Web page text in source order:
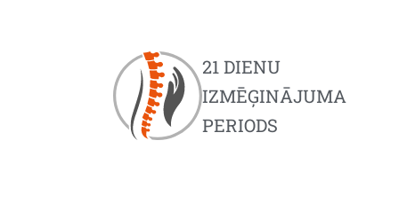
21 DIENU
IZMĒĢINĀJUMA
PERIODS